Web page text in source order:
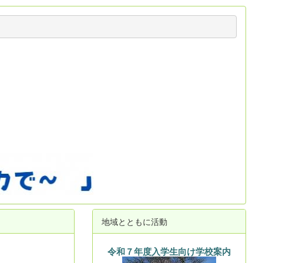
地域とともに活動
令和７年度入学生向け学校案内